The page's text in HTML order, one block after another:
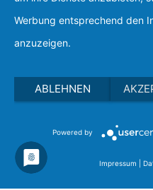
Werbung entsprechend den
anzuzeigen.
ABLEHNEN
Powered by
Impressum